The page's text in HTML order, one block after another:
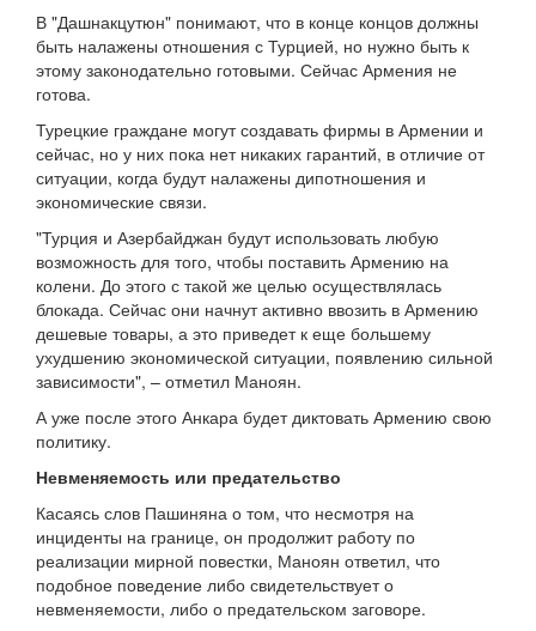
В "Дашнакцутюн" понимают, что в конце концов должны
быть налажены отношения с Турцией, но нужно быть к
этому законодательно готовыми. Сейчас Армения не
готова.
Турецкие граждане могут создавать фирмы в Армении и
сейчас, но у них пока нет никаких гарантий, в отличие от
ситуации, когда будут налажены дипотношения и
экономические связи.
"Турция и Азербайджан будут использовать любую
возможность для того, чтобы поставить Армению на
колени. До этого с такой же целью осуществлялась
блокада. Сейчас они начнут активно ввозить в Армению
дешевые товары, а это приведет к еще большему
ухудшению экономической ситуации, появлению сильной
зависимости", – отметил Маноян.
А уже после этого Анкара будет диктовать Армению свою
политику.
Невменяемость или предательство
Касаясь слов Пашиняна о том, что несмотря на
инциденты на границе, он продолжит работу по
реализации мирной повестки, Маноян ответил, что
подобное поведение либо свидетельствует о
невменяемости, либо о предательском заговоре.